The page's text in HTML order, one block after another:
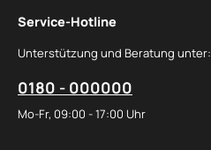
Service-Hotline
Unterstützung und Beratung unter:
0180 - 000000
Mo-Fr, 09:00 - 17:00 Uhr